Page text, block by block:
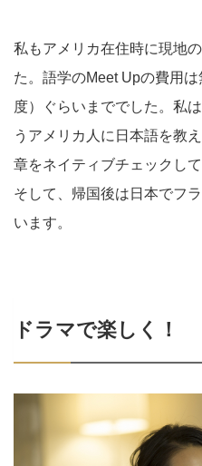
私もアメリカ在住時に現地
た。語学のMeet Upの費用
度）ぐらいまででした。私
うアメリカ人に日本語を教
章をネイティブチェックし
そして、帰国後は日本でフ
います。
ドラマで楽しく！